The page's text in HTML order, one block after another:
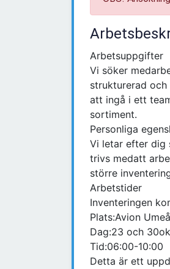
Arbetsuppgifter
Vi söker
strukturerad
att ingå i ett
sortiment.
Personliga
Vi letar efter dig
trivs medatt
större
Arbetstider
Inventeringen
Plats:Avion Umeå
Dag:23 och
Tid:06:00-10:00
Detta är ett